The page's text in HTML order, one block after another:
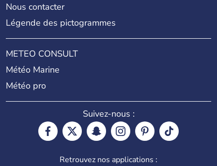
Nous contacter
Légende des pictogrammes
METEO CONSULT
Météo Marine
Météo pro
Suivez-nous :
Retrouvez nos applications :